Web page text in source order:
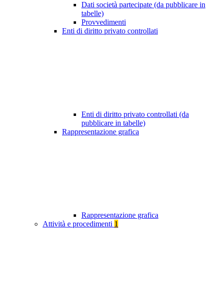
Dati società partecipate (da pubblicare in
tabelle)
Provvedimenti
Enti di diritto privato controllati
Enti di diritto privato controllati (da
pubblicare in tabelle)
Rappresentazione grafica
Rappresentazione grafica
Attività e procedimenti 1